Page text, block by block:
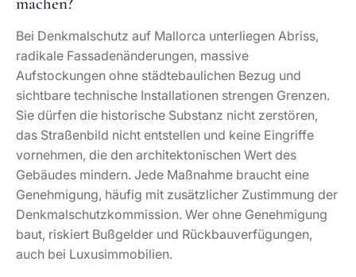
vornehmen, die den architektonischen Wert des
Gebäudes mindern. Jede Maßnahme braucht eine
Genehmigung, häufig mit zusätzlicher Zustimmung der
Denkmalschutzkommission. Wer ohne Genehmigung
baut, riskiert Bußgelder und Rückbauverfügungen,
auch bei Luxusimmobilien.